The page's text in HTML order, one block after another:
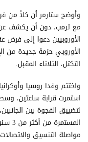
وأوضح ستارمر أن كلاً من
مع ترمب، دون أن يكشف عن
الأوروبيين دعوا إلى فرض
الأوروبي حزمة جديدة من
التكتل، الثلاثاء المقبل.
واختتم وفدا روسيا
استمرت قرابة ساعتين،
لتضييق الفجوة بين
المستمرة من أكثر من 3 سنوات.
مواصلة التنسيق والاتصالات